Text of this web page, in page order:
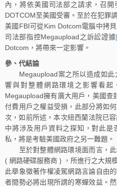
內，將依美國司法部之請求，召
DOTCOM至美國受審。至於在犯罪
美國FBI可從Kim Dotcom電腦中拷
司法部指控Megaupload之訴訟證據
Dotcom，將帶來一定影響。
參、代結論
Megaupload案之所以造成如此
響與對整體網路環境之影響看
Megaupload擁有廣大用戶，美國查
付費用戶之權益受損，此部分將如
次，如前所述，本次紐西蘭法院已
中將涉及用戶資料之探知，對此
私，將是考驗美國政府之另一難題。
至於對整體網路環境面而言，此
( 網路硬碟服務商 ) ，所進行之大規
此舉象徵著作權凌駕網路言論自由
者間勢必將出現所謂的寒蟬效益。